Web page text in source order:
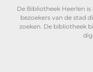
De Bibliotheek Heerlen
bezoekers van de stad
zoeken. De bibliotheek